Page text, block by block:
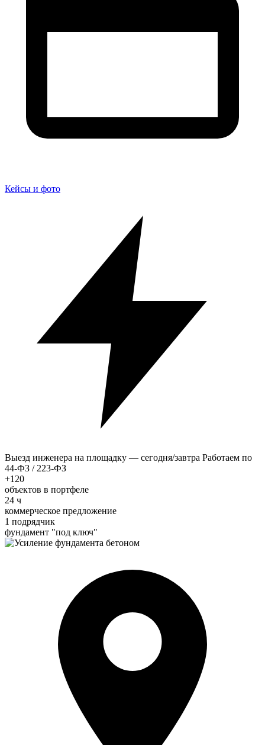
Кейсы и фото
Выезд инженера на площадку — сегодня/завтра Работаем по
44-ФЗ / 223-ФЗ
+120
объектов в портфеле
24 ч
коммерческое предложение
1 подрядчик
фундамент "под ключ"